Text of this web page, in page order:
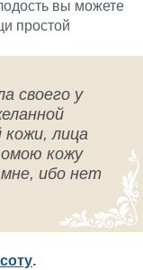
вы можете
простой
своего у
кожи, лица
кожу
ибо нет
.